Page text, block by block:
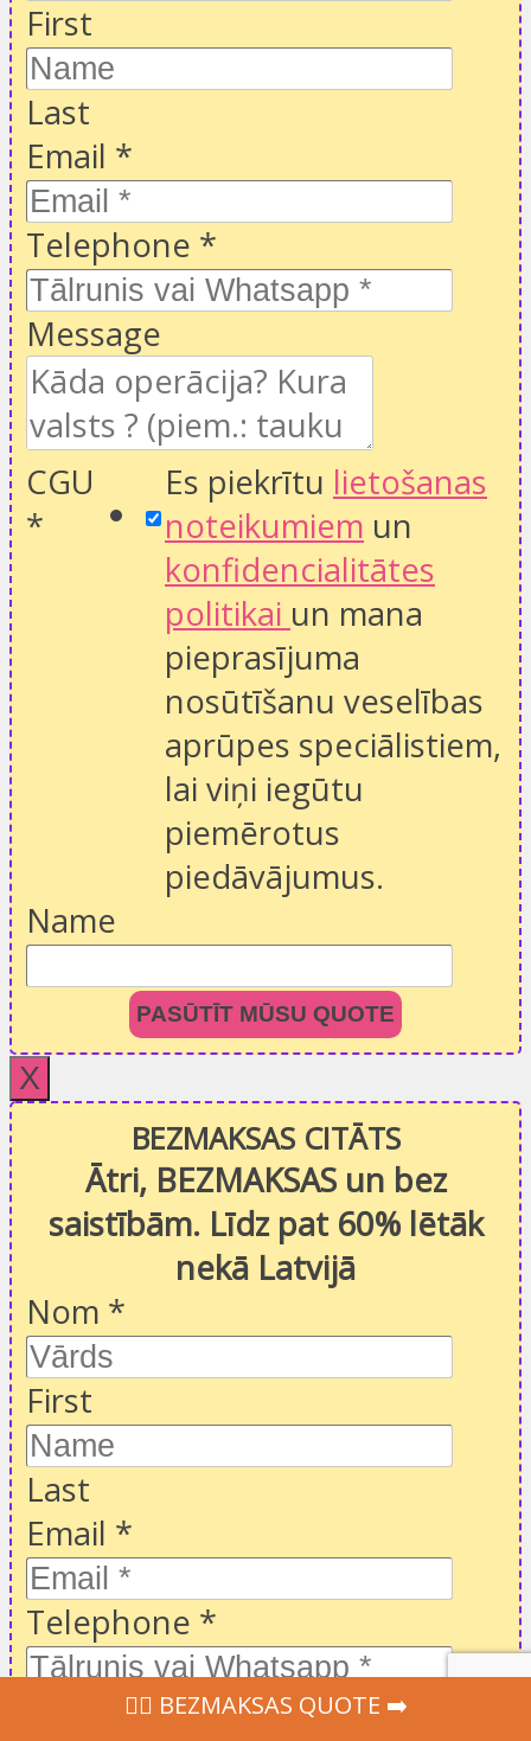
First
Last
Email *
Telephone *
Message
CGU
*
Es piekrītu lietošanas
noteikumiem un
konfidencialitātes
politikai un mana
pieprasījuma
nosūtīšanu veselības
aprūpes speciālistiem,
lai viņi iegūtu
piemērotus
piedāvājumus.
Name
PASŪTĪT MŪSU QUOTE
X
BEZMAKSAS CITĀTS
Ātri, BEZMAKSAS un bez
saistībām. Līdz pat 60% lētāk
nekā Latvijā
Nom *
First
Last
Email *
Telephone *
Message‍👩‍⚕ BEZMAKSAS QUOTE ➡️